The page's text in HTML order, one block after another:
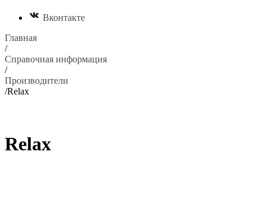
Вконтакте
Главная
/
Справочная информация
/
Производители
/Relax
Relax